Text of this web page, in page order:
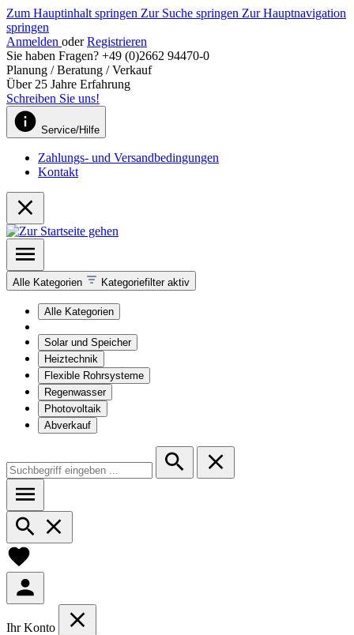
Zum Hauptinhalt springen Zur Suche springen Zur Hauptnavigation
springen
Anmelden oder Registrieren
Sie haben Fragen? +49 (0)2662 94470-0
Planung / Beratung / Verkauf
Über 25 Jahre Erfahrung
Schreiben Sie uns!
Service/Hilfe
Zahlungs- und Versandbedingungen
Kontakt
Alle Kategorien Kategoriefilter aktiv
Alle Kategorien
Solar und Speicher
Heiztechnik
Flexible Rohrsysteme
Regenwasser
Photovoltaik
Abverkauf
Ihr Konto